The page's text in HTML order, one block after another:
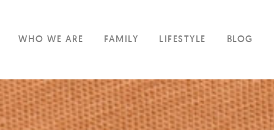
WHO WE ARE FAMILY LIFESTYLE BLOG